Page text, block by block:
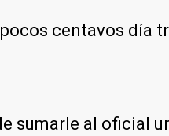
centavos día
sumarle al oficial